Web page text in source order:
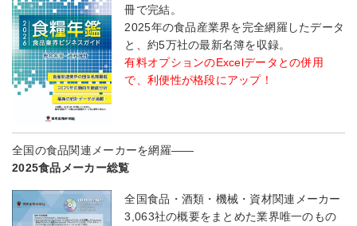
冊で完結。
2025年の食品産業界を完全網羅したデータ
と、約5万社の最新名簿を収録。
有料オプションのExcelデータとの併用
で、利便性が格段にアップ！
全国の食品関連メーカーを網羅――
2025食品メーカー総覧
全国食品・酒類・機械・資材関連メーカー
3,063社の概要をまとめた業界唯一のもの